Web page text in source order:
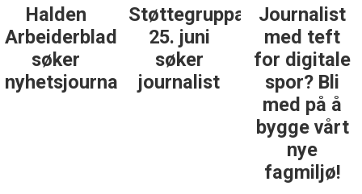
Støttegruppa
25. juni
søker
journalist
Journalist
med teft
for digitale
spor? Bli
Forsvarets
forum
søker